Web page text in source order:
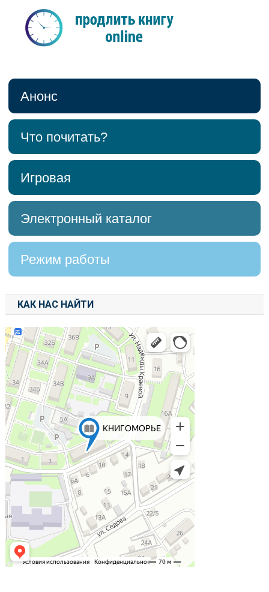
Анонс
Что почитать?
Игровая
Электронный каталог
Режим работы
КАК НАС НАЙТИ